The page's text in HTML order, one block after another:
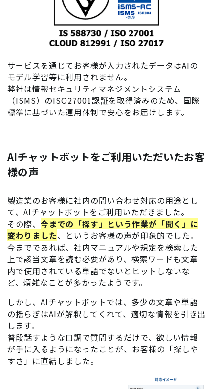
サービスを通じてお客様が入力されたデータはAIの
モデル学習等に利用されません。
弊社は情報セキュリティマネジメントシステム
（ISMS）のISO27001認証を取得済みのため、国際
標準に基づいた運用体制で安心をお届けします。
AIチャットボットをご利用いただいたお客
様の声
製造業のお客様に社内の問い合わせ対応の用途とし
て、AIチャットボットをご利用いただきました。
その際、 今までの「探す」という作業が「聞く」に
変わりました、というお客様の声が印象的でした。
今までであれば、社内マニュアルや規定を検索した
上で該当文章を読む必要があり、検索ワードも文章
内で使用されている単語でないとヒットしないな
ど、煩雑なことが多かったようです。
しかし、AIチャットボットでは、多少の文章や単語
の揺らぎはAIが解釈してくれて、適切な情報を引き出
します。
普段話すような口調で質問するだけで、欲しい情報
が手に入るようになったことが、お客様の「探しや
すさ」に直結しました。